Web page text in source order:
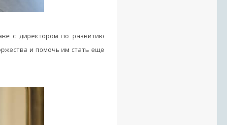
с директором по развитию
и помочь им стать еще